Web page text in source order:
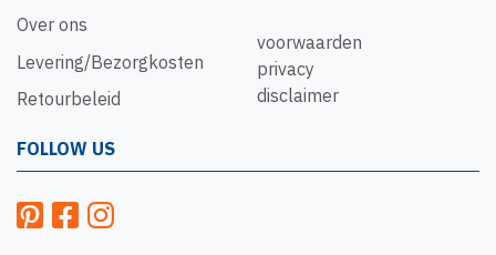
Over ons
Levering/Bezorgkosten
Retourbeleid
voorwaarden
privacy
disclaimer
FOLLOW US